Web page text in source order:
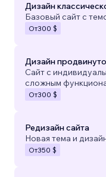
Дизайн
Базовый сайт с
От300 $
Дизайн
Сайт с
сложным
От300 $
Редизайн сайта
Новая тема и
От350 $